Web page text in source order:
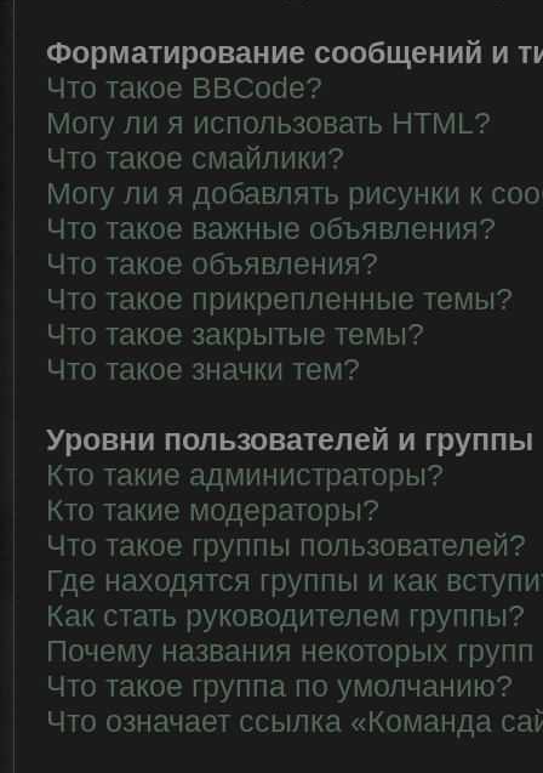
Форматирование сообщений и
Что такое BBCode?
Могу ли я использовать HTML?
Что такое смайлики?
Могу ли я добавлять рисунки к
Что такое важные объявления?
Что такое объявления?
Что такое прикрепленные темы?
Что такое закрытые темы?
Что такое значки тем?
Уровни пользователей и группы
Кто такие администраторы?
Кто такие модераторы?
Что такое группы пользователей?
Где находятся группы и как
Как стать руководителем группы?
Почему названия некоторых
Что такое группа по умолчанию?
Что означает ссылка «Команда